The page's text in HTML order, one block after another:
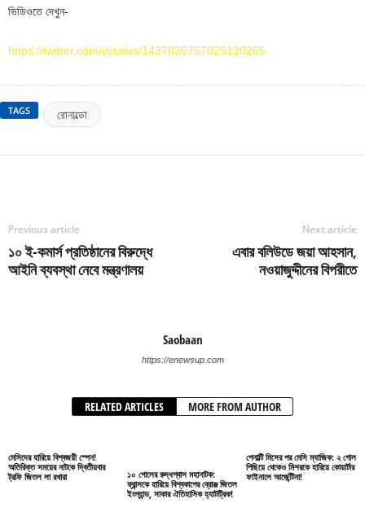
ভিডিওতে দেখুন-
https://twitter.com/i/status/1437835757025120265
TAGS রোনাল্ডো
Previous article
১০ ই-কমার্স প্রতিষ্ঠানের বিরুদ্ধে
আইনি ব্যবস্থা নেবে মন্ত্রণালয়
Next article
এবার বলিউডে জয়া আহসান,
নওয়াজুদ্দীনের বিপরীতে
Saobaan
https://enewsup.com
RELATED ARTICLES MORE FROM AUTHOR
মেসিদের হারিয়ে বিশ্বজয়ী স্পেন!
অতিরিক্ত সময়ের নাটকে দ্বিতীয়বার
ট্রফি জিতল লা রখারা
১০ গোলের রুদ্ধশ্বাস মহানাটক:
ফ্রান্সকে হারিয়ে বিশ্বকাপের ব্রোঞ্জ জিতল
ইংল্যান্ড, সাকার ঐতিহাসিক হ্যাটট্রিক!
পেনাল্টি মিসের পর মেসি ম্যাজিক: ২ গোল
পিছিয়ে থেকেও মিশরকে হারিয়ে কোয়ার্টার
ফাইনালে আর্জেন্টিনা!